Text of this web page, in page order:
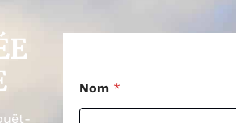
Nom *